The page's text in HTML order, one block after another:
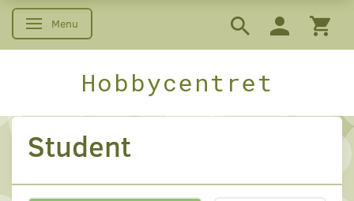
Skifte navigation
Menu
Hobbycentret
Student